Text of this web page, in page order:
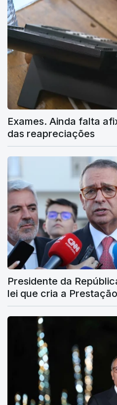
Exames. Ainda falta
das reapreciações
Presidente da
lei que cria a